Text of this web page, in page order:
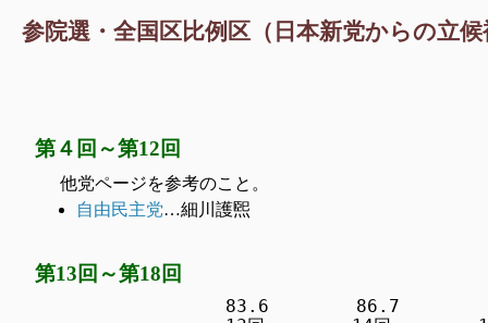
参院選・全国区比例区（日本新党からの立
第４回～第12回
他党ページを参考のこと。
自由民主党…細川護煕
第13回～第18回
83.6　　　　　86.7　　　　　89.7　